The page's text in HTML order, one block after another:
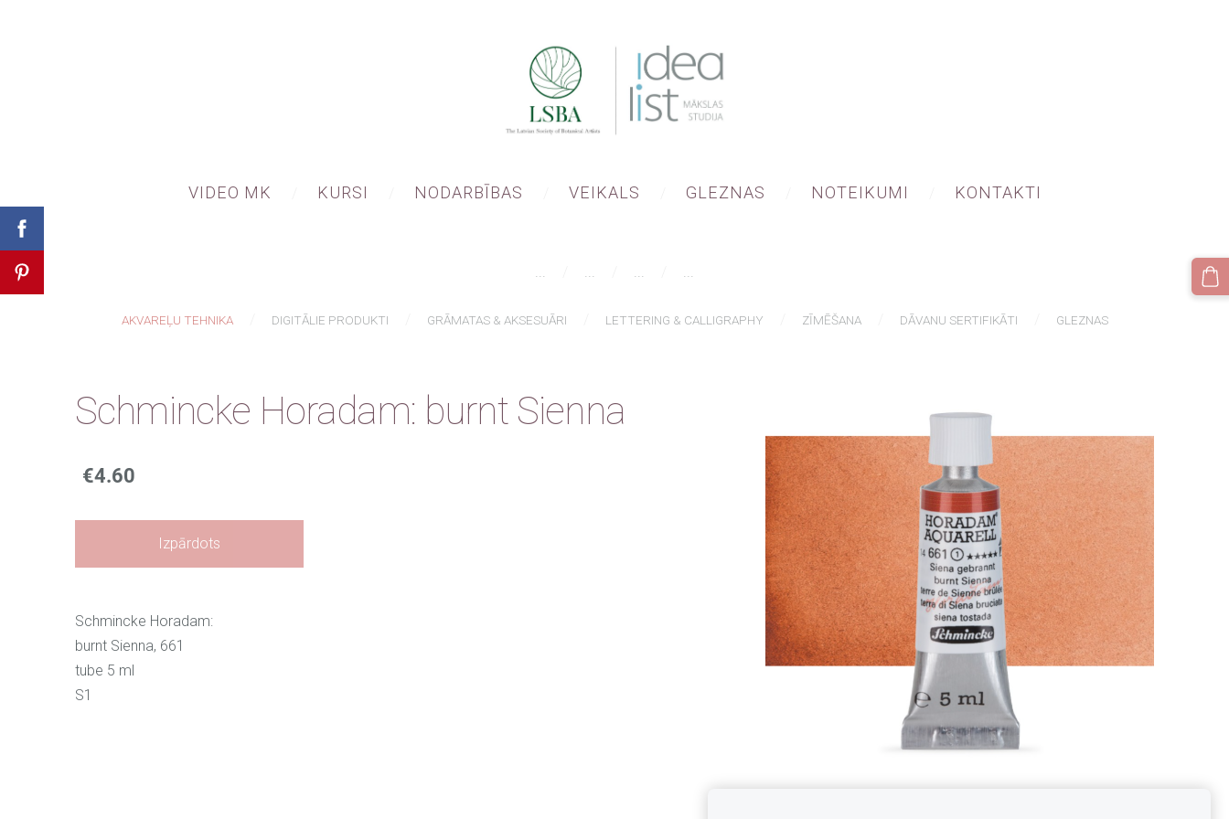
VIDEO MK KURSI NODARBĪBAS VEIKALS GLEZNAS NOTEIKUMI KONTAKTI
... ... ... ...
AKVAREĻU TEHNIKA DIGITĀLIE PRODUKTI GRĀMATAS & AKSESUĀRI LETTERING & CALLIGRAPHY ZĪMĒŠANA DĀVANU SERTIFIKĀTI GLEZNAS
Schmincke Horadam: burnt Sienna
€4.60
Izpārdots
Schmincke Horadam:
burnt Sienna, 661
tube 5 ml
S1